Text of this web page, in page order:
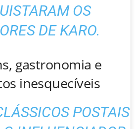
OS
DE KARO.
gastronomia e
inesquecíveis
POSTAIS